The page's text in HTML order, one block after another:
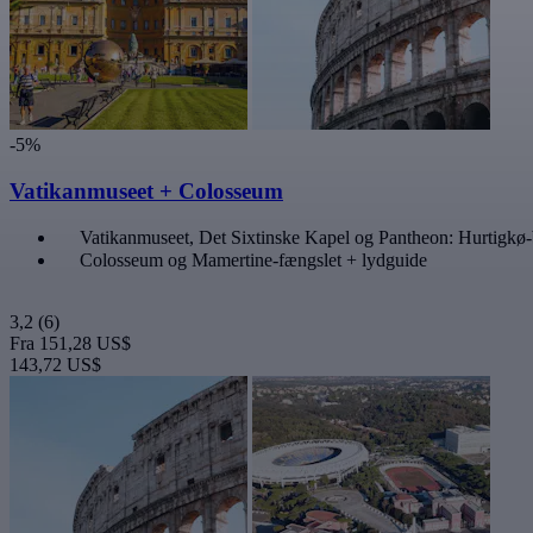
-5%
Vatikanmuseet + Colosseum
Vatikanmuseet, Det Sixtinske Kapel og Pantheon:
Colosseum og Mamertine-fængslet + lydguide
3,2 (6)
Fra 151,28 US$
143,72 US$